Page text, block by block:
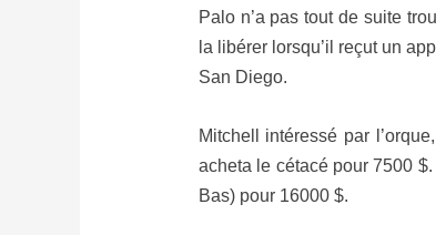
Palo n’a pas tout de suite
la libérer lorsqu’il reçut un
San Diego.
Mitchell intéressé par
acheta le cétacé pour 7500
Bas) pour 16000 $.